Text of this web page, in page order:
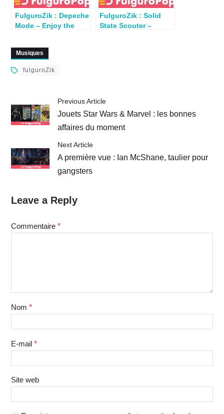
FulguroZik : Depeche
Mode – Enjoy the
FulguroZik : Solid
State Scouter –
Musiques
fulguroZik
Previous Article
Jouets Star Wars & Marvel : les bonnes
affaires du moment
Next Article
A première vue : Ian McShane, taulier pour
gangsters
Leave a Reply
Commentaire *
Nom *
E-mail *
Site web